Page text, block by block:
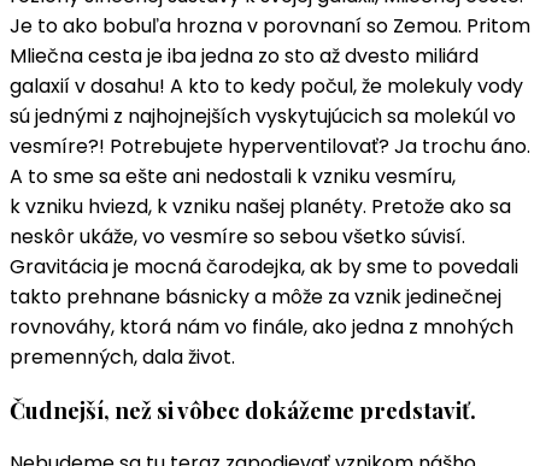
Je to ako bobuľa hrozna v porovnaní so Zemou. Pritom
Mliečna cesta je iba jedna zo sto až dvesto miliárd
galaxií v dosahu! A kto to kedy počul, že molekuly vody
sú jednými z najhojnejších vyskytujúcich sa molekúl vo
vesmíre?! Potrebujete hyperventilovať? Ja trochu áno.
A to sme sa ešte ani nedostali k vzniku vesmíru,
k vzniku hviezd, k vzniku našej planéty. Pretože ako sa
neskôr ukáže, vo vesmíre so sebou všetko súvisí.
Gravitácia je mocná čarodejka, ak by sme to povedali
takto prehnane básnicky a môže za vznik jedinečnej
rovnováhy, ktorá nám vo finále, ako jedna z mnohých
premenných, dala život.
Čudnejší, než si vôbec dokážeme predstaviť.